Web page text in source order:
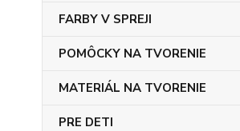
FARBY V SPREJI
POMÔCKY NA TVORENIE
MATERIÁL NA TVORENIE
PRE DETI